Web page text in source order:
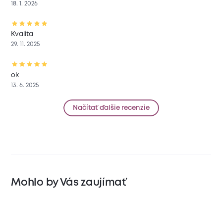
18. 1. 2026
Kvalita
29. 11. 2025
ok
13. 6. 2025
Načítať ďalšie recenzie
Mohlo by Vás zaujímať